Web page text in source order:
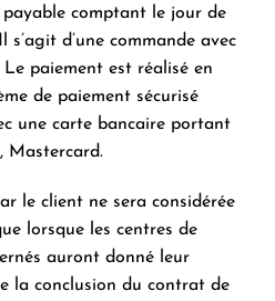
comptant le jour de
d’une commande avec
paiement est réalisé en
de paiement sécurisé
une carte bancaire portant
Mastercard.
le client ne sera considérée
lorsque les centres de
auront donné leur
la conclusion du contrat de